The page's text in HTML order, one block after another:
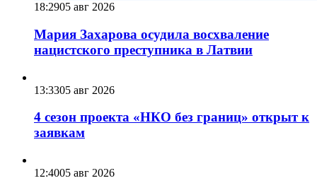
18:2905 авг 2026
Мария Захарова осудила восхваление
нацистского преступника в Латвии
13:3305 авг 2026
4 сезон проекта «НКО без границ» открыт к
заявкам
12:4005 авг 2026